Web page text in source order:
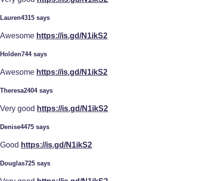
Lauren4315 says
Awesome https://is.gd/N1ikS2
Holden744 says
Awesome https://is.gd/N1ikS2
Theresa2404 says
Very good https://is.gd/N1ikS2
Denise4475 says
Good https://is.gd/N1ikS2
Douglas725 says